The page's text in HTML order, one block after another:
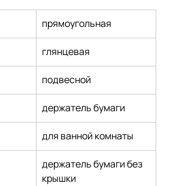
прямоугольная
глянцевая
подвесной
держатель бумаги
для ванной комнаты
держатель бумаги без
крышки